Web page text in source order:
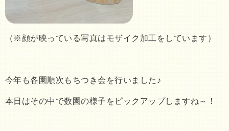
（※顔が映っている写真はモザイク加工をしています）
今年も各園順次もちつき会を行いました♪
本日はその中で数園の様子をピックアップしますね～！